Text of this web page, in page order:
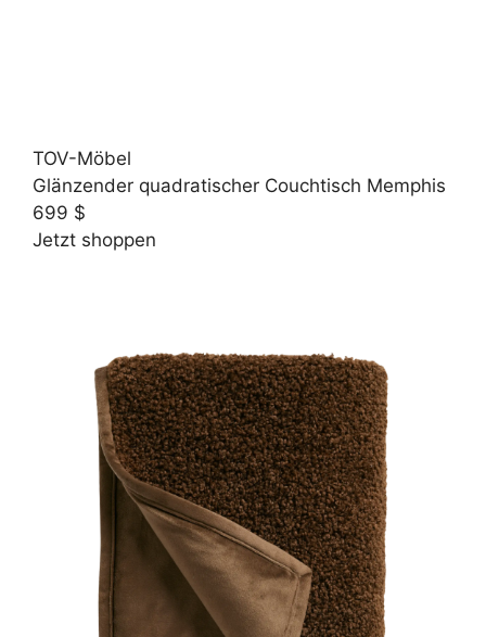
TOV-Möbel
Glänzender quadratischer Couchtisch Memphis
699 $
Jetzt shoppen